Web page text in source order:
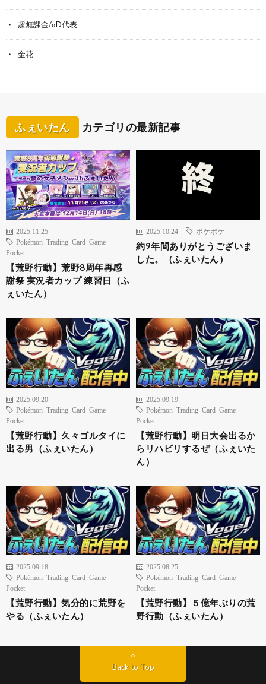
超無課金/αD代表
金花
ふぇいたん カテゴリの最新記事
2025.11.25
Pokémon Trading Card Game
Pocket
【荒野行動】荒野8周年再感
謝祭 実況者カップ 練習日（ふ
ぇいたん）
2025.10.24 ポケポケ
約9年間ありがとうございま
した。（ふぇいたん）
2025.09.20
Pokémon Trading Card Game
Pocket
【荒野行動】久々ゴルタイに
出る男（ふぇいたん）
2025.09.19
Pokémon Trading Card Game
Pocket
【荒野行動】明日大会出るか
らリハビリするぜ（ふぇいた
ん）
2025.09.18
Pokémon Trading Card Game
Pocket
【荒野行動】気分的に荒野を
やる（ふぇいたん）
2025.08.25
Pokémon Trading Card Game
Pocket
【荒野行動】５億年ぶりの荒
野行動（ふぇいたん）
Back to Top